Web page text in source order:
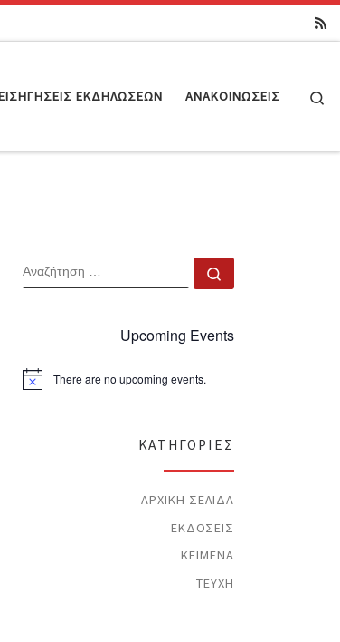
ΕΚΔΗΛΏΣΕΩΝ ΑΝΑΚΟΙΝΏΣΕΙΣ
ΑΝΑΖΉΤΗΣΗ
Upcoming Events
N
There are no upcoming events.
KΑΤΗΓΟΡΊΕΣ
ΑΡΧΙΚΉ ΣΕΛΊΔΑ
ΕΚΔΌΣΕΙΣ
ΚΕΊΜΕΝΑ
ΤΕΎΧΗ